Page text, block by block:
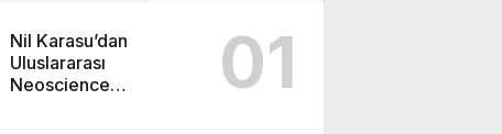
Nil Karasu’dan
Uluslararası
Neoscience
01